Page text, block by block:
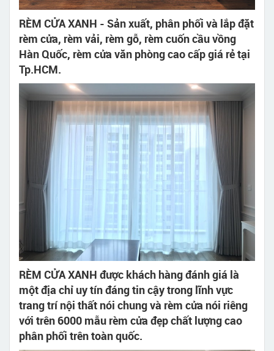
RÈM CỬA XANH - Sản xuất, phân phối và lắp đặt
rèm cửa, rèm vải, rèm gỗ, rèm cuốn cầu vồng
Hàn Quốc, rèm cửa văn phòng cao cấp giá rẻ tại
Tp.HCM.
RÈM CỬA XANH được khách hàng đánh giá là
một địa chỉ uy tín đáng tin cậy trong lĩnh vực
trang trí nội thất nói chung và rèm cửa nói riêng
với trên 6000 mẫu rèm cửa đẹp chất lượng cao
phân phối trên toàn quốc.